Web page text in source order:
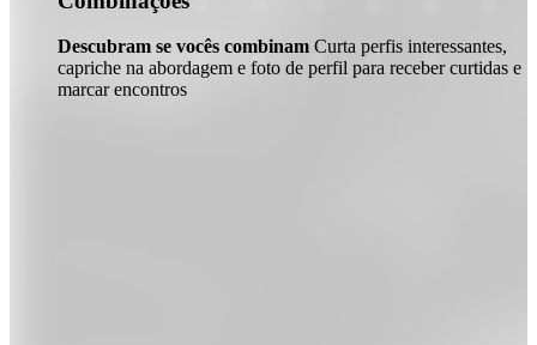
Descubram se vocês combinam Curta perfis interessantes,
capriche na abordagem e foto de perfil para receber curtidas e
marcar encontros